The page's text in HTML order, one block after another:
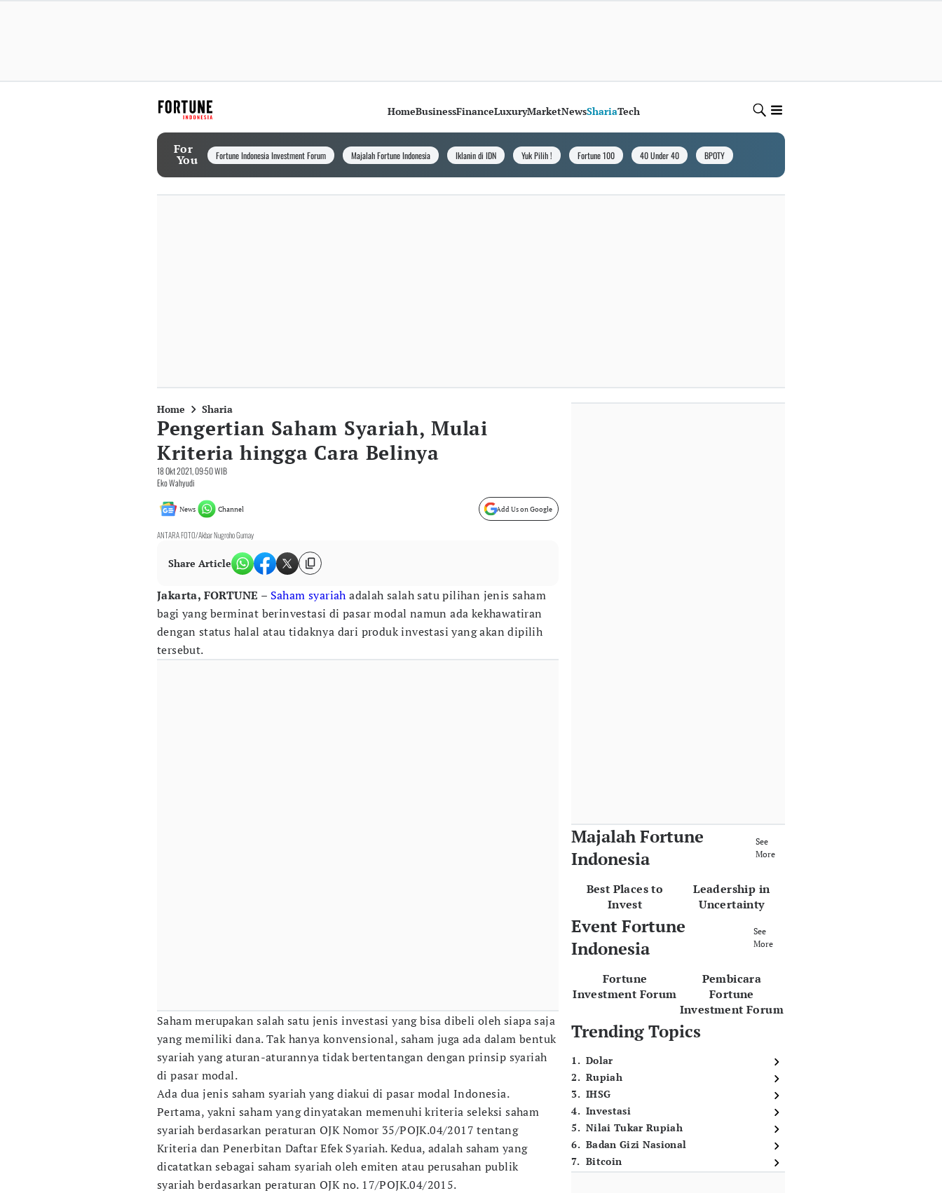
HomeBusinessFinanceLuxuryMarketNewsShariaTech
For
You Fortune Indonesia Investment Forum Majalah Fortune Indonesia Iklanin di IDN Yuk Pilih ! Fortune 100 40 Under 40 BPOTY
Home Sharia
Pengertian Saham Syariah, Mulai
Kriteria hingga Cara Belinya
18 Okt 2021, 09:50 WIB
Eko Wahyudi
News Channel Add Us on Google
ANTARA FOTO/Akbar Nugroho Gumay
Share Article
Jakarta, FORTUNE – Saham syariah adalah salah satu pilihan jenis saham
bagi yang berminat berinvestasi di pasar modal namun ada kekhawatiran
dengan status halal atau tidaknya dari produk investasi yang akan dipilih
tersebut.
Saham merupakan salah satu jenis investasi yang bisa dibeli oleh siapa saja
yang memiliki dana. Tak hanya konvensional, saham juga ada dalam bentuk
syariah yang aturan-aturannya tidak bertentangan dengan prinsip syariah
di pasar modal.
Ada dua jenis saham syariah yang diakui di pasar modal Indonesia.
Pertama, yakni saham yang dinyatakan memenuhi kriteria seleksi saham
syariah berdasarkan peraturan OJK Nomor 35/POJK.04/2017 tentang
Kriteria dan Penerbitan Daftar Efek Syariah. Kedua, adalah saham yang
dicatatkan sebagai saham syariah oleh emiten atau perusahan publik
syariah berdasarkan peraturan OJK no. 17/POJK.04/2015.
Majalah Fortune
Indonesia
See
More
Best Places to
Invest
Leadership in
Uncertainty
Event Fortune
Indonesia
See
More
Fortune
Investment Forum
Pembicara
Fortune
Investment Forum
Trending Topics
1. Dolar
2. Rupiah
3. IHSG
4. Investasi
5. Nilai Tukar Rupiah
6. Badan Gizi Nasional
7. Bitcoin